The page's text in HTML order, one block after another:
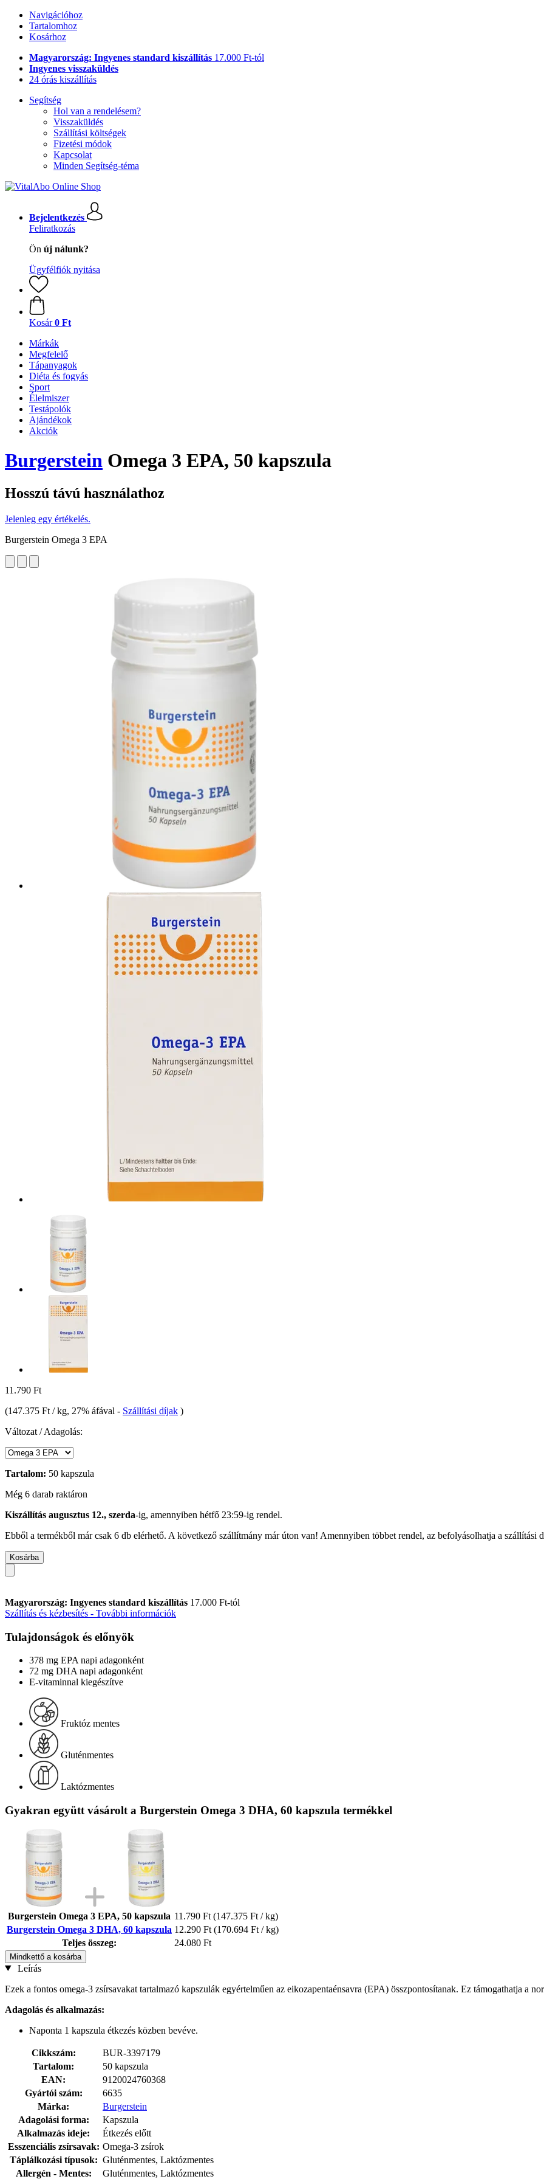
Navigációhoz
Tartalomhoz
Kosárhoz
Magyarország: Ingyenes standard kiszállítás 17.000 Ft-tól
Ingyenes visszaküldés
24 órás kiszállítás
Segítség
Hol van a rendelésem?
Visszaküldés
Szállítási költségek
Fizetési módok
Kapcsolat
Minden Segítség-téma
Bejelentkezés
Feliratkozás
Ön új nálunk?
Ügyfélfiók nyitása
Kosár 0 Ft
Márkák
Megfelelő
Tápanyagok
Diéta és fogyás
Sport
Élelmiszer
Testápolók
Ajándékok
Akciók
Burgerstein Omega 3 EPA, 50 kapszula
Hosszú távú használathoz
Jelenleg egy értékelés.
Burgerstein Omega 3 EPA
11.790 Ft
(147.375 Ft / kg, 27% áfával - Szállítási díjak )
Változat / Adagolás:
Tartalom: 50 kapszula
Még 6 darab raktáron
Kiszállítás augusztus 12., szerda-ig, amennyiben hétfő 23:59-ig rendel.
Ebből a termékből már csak 6 db elérhető. A következő szállítmány már úton van! Amennyiben többet rendel, az befolyásolhatja a szállítási
Kosárba
Magyarország: Ingyenes standard kiszállítás 17.000 Ft-tól
Szállítás és kézbesítés - További információk
Tulajdonságok és előnyök
378 mg EPA napi adagonként
72 mg DHA napi adagonként
E-vitaminnal kiegészítve
Fruktóz mentes
Gluténmentes
Laktózmentes
Gyakran együtt vásárolt a Burgerstein Omega 3 DHA, 60 kapszula termékkel
Burgerstein Omega 3 EPA, 50 kapszula 11.790 Ft (147.375 Ft / kg)
Burgerstein Omega 3 DHA, 60 kapszula 12.290 Ft (170.694 Ft / kg)
Teljes összeg:
24.080 Ft
Mindkettő a kosárba
Leírás
Ezek a fontos omega-3 zsírsavakat tartalmazó kapszulák egyértelműen az eikozapentaénsavra (EPA) összpontosítanak. Ez támogathatja a
Adagolás és alkalmazás:
Naponta 1 kapszula étkezés közben bevéve.
Cikkszám:
BUR-3397179
Tartalom:
50 kapszula
EAN:
9120024760368
Gyártói szám:
6635
Márka:
Burgerstein
Adagolási forma:
Kapszula
Alkalmazás ideje:
Étkezés előtt
Esszenciális zsírsavak: Omega-3 zsírok
Táplálkozási típusok: Gluténmentes, Laktózmentes
Allergén - Mentes:
Gluténmentes, Laktózmentes